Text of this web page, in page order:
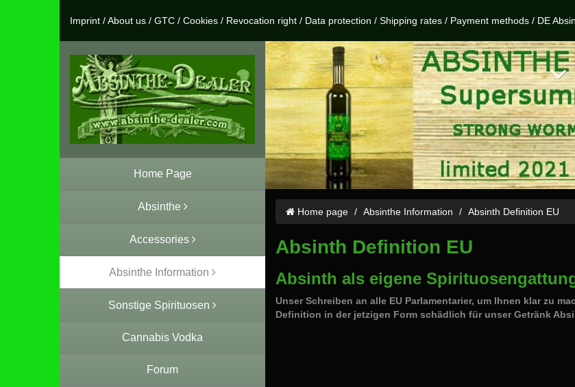
Imprint /About us / GTC / Cookies / Revocation right / Data protection / Shipping rates / Payment methods / DE
Home Page
Absinthe
Accessories
Absinthe Information
Sonstige Spirituosen
Cannabis Vodka
Forum
Home page Absinthe Information Absinth Definition EU
Absinth Definition EU
Absinth als eigene
Unser Schreiben an alle EU Parlamentarier, um Ihnen klar zu
Definition in der jetzigen Form schädlich für unser Getränk